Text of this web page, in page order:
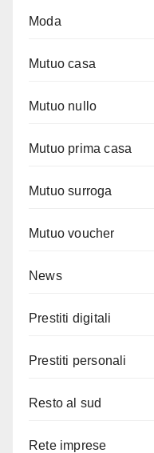
Moda
Mutuo casa
Mutuo nullo
Mutuo prima casa
Mutuo surroga
Mutuo voucher
News
Prestiti digitali
Prestiti personali
Resto al sud
Rete imprese